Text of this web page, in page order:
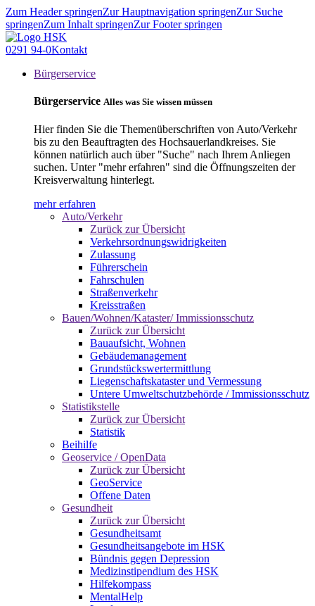
Zum Header springenZur Hauptnavigation springenZur Suche
springenZum Inhalt springenZur Footer springen
0291 94-0Kontakt
Bürgerservice
Bürgerservice Alles was Sie wissen müssen
Hier finden Sie die Themenüberschriften von Auto/Verkehr
bis zu den Beauftragten des Hochsauerlandkreises. Sie
können natürlich auch über "Suche" nach Ihrem Anliegen
suchen. Unter "mehr erfahren" sind die Öffnungszeiten der
Kreisverwaltung hinterlegt.
mehr erfahren
Auto/Verkehr
Zurück zur Übersicht
Verkehrsordnungswidrigkeiten
Zulassung
Führerschein
Fahrschulen
Straßenverkehr
Kreisstraßen
Bauen/Wohnen/Kataster/ Immissionsschutz
Zurück zur Übersicht
Bauaufsicht, Wohnen
Gebäudemanagement
Grundstückswertermittlung
Liegenschaftskataster und Vermessung
Untere Umweltschutzbehörde / Immissionsschutz
Statistikstelle
Zurück zur Übersicht
Statistik
Beihilfe
Geoservice / OpenData
Zurück zur Übersicht
GeoService
Offene Daten
Gesundheit
Zurück zur Übersicht
Gesundheitsamt
Gesundheitsangebote im HSK
Bündnis gegen Depression
Medizinstipendium des HSK
Hilfekompass
MentalHelp